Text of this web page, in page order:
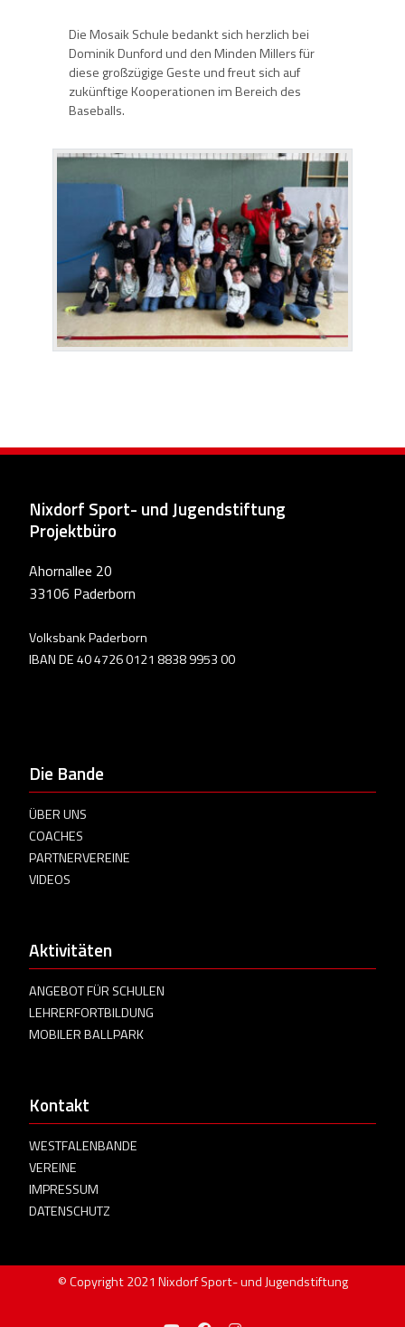
Die Mosaik Schule bedankt sich herzlich bei
Dominik Dunford und den Minden Millers für
diese großzügige Geste und freut sich auf
zukünftige Kooperationen im Bereich des
Baseballs.
Nixdorf Sport- und Jugendstiftung
Projektbüro
Ahornallee 20
33106 Paderborn
Volksbank Paderborn
IBAN DE 40 4726 0121 8838 9953 00
Die Bande
ÜBER UNS
COACHES
PARTNERVEREINE
VIDEOS
Aktivitäten
ANGEBOT FÜR SCHULEN
LEHRERFORTBILDUNG
MOBILER BALLPARK
Kontakt
WESTFALENBANDE
VEREINE
IMPRESSUM
DATENSCHUTZ
© Copyright 2021 Nixdorf Sport- und Jugendstiftung